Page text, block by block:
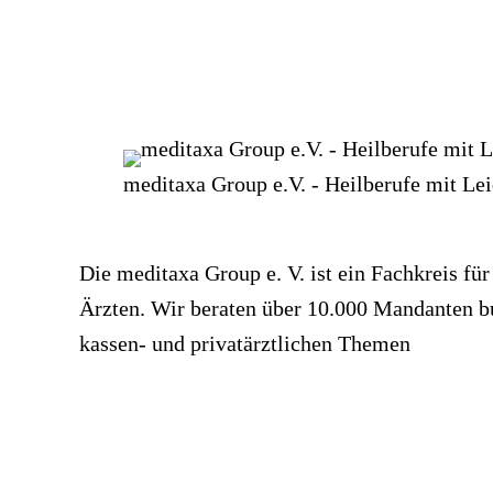
meditaxa Group e.V. - Heilberufe mit
Die meditaxa Group e. V. ist ein Fachkreis
Ärzten. Wir beraten über 10.000 Mandanten
kassen- und privatärztlichen Themen